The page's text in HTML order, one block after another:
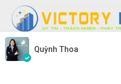
Copyright © 2020 - 2026 Bán
Quỳnh Thoa